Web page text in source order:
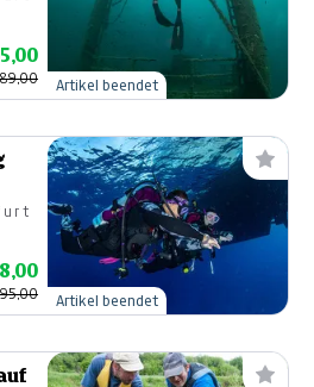
Artikel beendet
Artikel beendet